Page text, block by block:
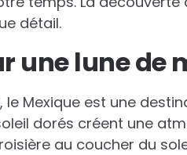
détail.
une lune de
Mexique est une
dorés créent une
au coucher du